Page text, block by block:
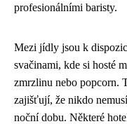
profesionálními baristy.
Mezi jídly jsou k
svačinami, kde si hosté
zmrzlinu nebo popcorn.
zajišťují, že nikdo
noční dobu. Některé